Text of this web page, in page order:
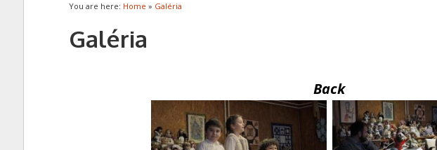
You are here: Home » Galéria
Galéria
Back